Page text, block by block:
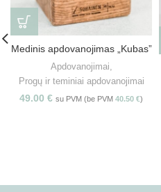
Medinis apdovanojimas „Kubas”
Apdovanojimai,
Progų ir teminiai apdovanojimai
49.00 € su PVM (be PVM 40.50 €)